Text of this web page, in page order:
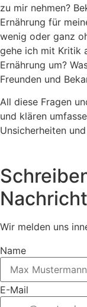
zu mir nehmen?
Ernährung für
wenig oder ganz
gehe ich mit Kritik
Ernährung um?
Freunden und
All diese Fragen
und klären
Unsicherheiten
Wir melden uns
Name
E-Mail